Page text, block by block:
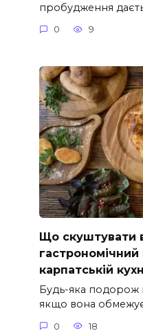
пробудження
0 9
Що скуштувати
гастрономічний
карпатській
Будь-яка подорож
якщо вона
0 18